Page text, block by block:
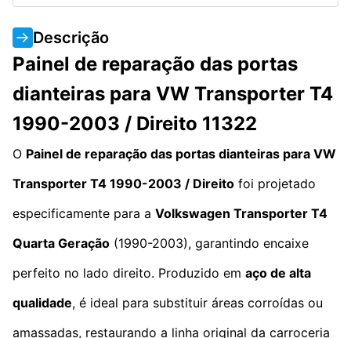
Descrição
Painel de reparação das portas
dianteiras para VW Transporter T4
1990-2003 / Direito 11322
O Painel de reparação das portas dianteiras para VW
Transporter T4 1990-2003 / Direito foi projetado
especificamente para a Volkswagen Transporter T4
Quarta Geração (1990-2003), garantindo encaixe
perfeito no lado direito. Produzido em aço de alta
qualidade, é ideal para substituir áreas corroídas ou
amassadas, restaurando a linha original da carroceria